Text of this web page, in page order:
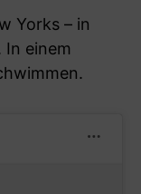
Yorks – in
In einem